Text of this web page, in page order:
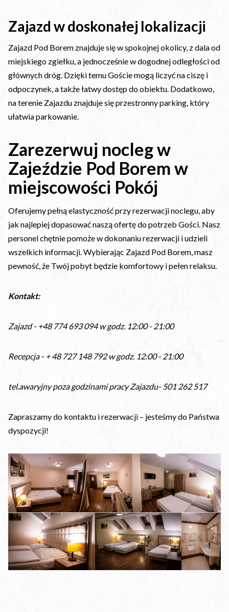
Zajazd w doskonałej lokalizacji
Zajazd Pod Borem znajduje się w spokojnej okolicy, z dala od
miejskiego zgiełku, a jednocześnie w dogodnej odległości od
głównych dróg. Dzięki temu Goście mogą liczyć na ciszę i
odpoczynek, a także łatwy dostęp do obiektu. Dodatkowo,
na terenie Zajazdu znajduje się przestronny parking, który
ułatwia parkowanie.
Zarezerwuj nocleg w
Zajeździe Pod Borem w
miejscowości Pokój
Oferujemy pełną elastyczność przy rezerwacji noclegu, aby
jak najlepiej dopasować naszą ofertę do potrzeb Gości. Nasz
personel chętnie pomoże w dokonaniu rezerwacji i udzieli
wszelkich informacji. Wybierając Zajazd Pod Borem, masz
pewność, że Twój pobyt będzie komfortowy i pełen relaksu.
Kontakt:
Zajazd - +48 774 693 094 w godz. 12:00 - 21:00
Recepcja - + 48 727 148 792 w godz. 12:00 - 21:00
tel.awaryjny poza godzinami pracy Zajazdu- 501 262 517
Zapraszamy do kontaktu i rezerwacji – jesteśmy do Państwa
dyspozycji!